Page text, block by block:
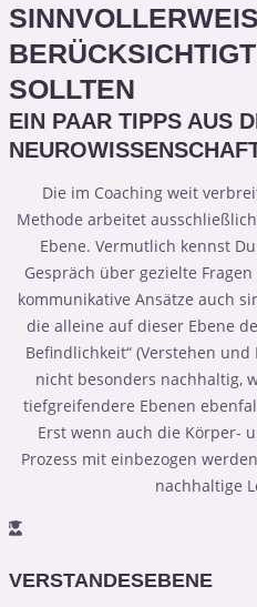
SOLLTEN
EIN PAAR TIPPS AUS
Die im Coaching weit
Methode arbeitet
Ebene. Vermutlich kennst
Gespräch über gezielte
kommunikative Ansätze auch
die alleine auf dieser Ebene
Befindlichkeit“ (Verstehen
nicht besonders nachhaltig,
tiefgreifendere Ebenen
Erst wenn auch die Körper-
Prozess mit einbezogen
nachhaltige
VERSTANDESEBENE